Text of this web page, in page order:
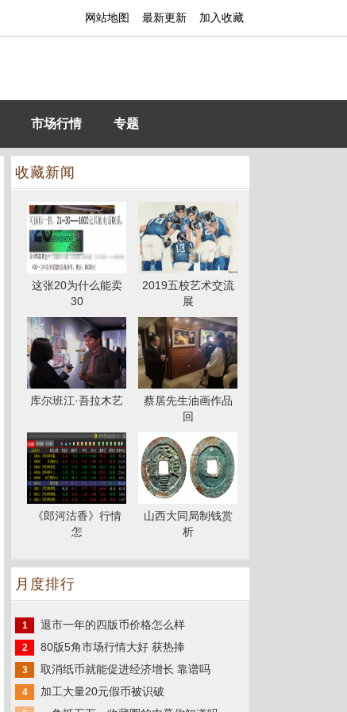
网站地图 最新更新 加入收藏
市场行情 专题
收藏新闻
这张20为什么能卖
30
2019五校艺术交流
展
库尔班江·吾拉木艺
蔡居先生油画作品
回
《郎河沽香》行情
怎
山西大同局制钱赏
析
月度排行
1 退市一年的四版币价格怎么样
2 80版5角市场行情大好 获热捧
3 取消纸币就能促进经济增长 靠谱吗
4 加工大量20元假币被识破